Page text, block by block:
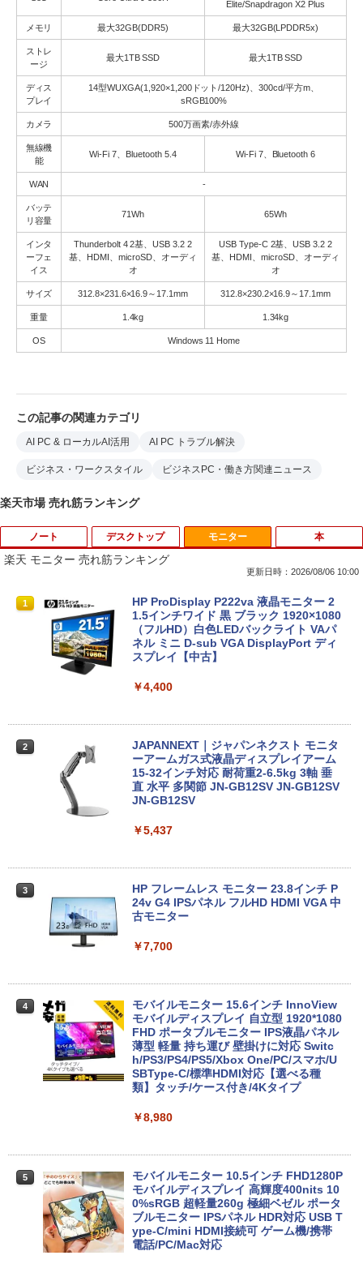
Elite/Snapdragon X2 Plus
メモリ 最大32GB(DDR5) 最大32GB(LPDDR5x)
ストレ
ージ
最大1TB SSD 最大1TB SSD
ディス
プレイ
14型WUXGA(1,920×1,200ドット/120Hz)、300cd/平方m、
sRGB100%
カメラ 500万画素/赤外線
無線機
能
Wi-Fi 7、Bluetooth 5.4 Wi-Fi 7、Bluetooth 6
WAN -
バッテ
リ容量
71Wh 65Wh
インタ
ーフェ
イス
Thunderbolt 4 2基、USB 3.2 2
基、HDMI、microSD、オーディ
オ
USB Type-C 2基、USB 3.2 2
基、HDMI、microSD、オーディ
オ
サイズ 312.8×231.6×16.9～17.1mm 312.8×230.2×16.9～17.1mm
重量 1.4kg 1.34kg
OS Windows 11 Home
この記事の関連カテゴリ
AI PC & ローカルAI活用 AI PC トラブル解決
ビジネス・ワークスタイル ビジネスPC・働き方関連ニュース
楽天市場 売れ筋ランキング
ノート
1
【8/05.8/10限定！お買い物マラソン×5の
つく日｜ポイント最大49.5倍】【中古・
本体のみ・コードあり・充電器付き】Le
novo 300e Chromebook 2nd Gen 81M
B0034JP Bランク【日曜日以外即日発
MS限定クーポンあり! 高性能 第10世代 C
eleron CPUにアップグレード中! 中古ノ
ートパソコン Windows11 SSD換装対応
中古パソコン ノート Windows11 おまか
e付き ノートパソコン 中古 パソコン ノ
￥19,800
中古パソコン 12.1インチ SSD256GB メ
ト Let's note CF-SV7 中古ノートパソコ
ン 軽量 ノートパソコン 薄型 パソコン 中
古PC 中古ノート SSD1TB
￥23,800
&WEBカメラ搭載】ノートパソコン 2in1
ice付き Windows11 東芝 dynabook D8
3 ノートパソコン 中古 PC パソコン 中古
ノートPC 中古ノート 最大SSD512GB
￥24,800
デスクトップ
1
【高速SSD128GB＋大容量HDD500GB】
超小型・省スペース 中古デスクトップP
C ミニPC 中古パソコン メモリ4GB Win
dows11 Microsoft Office2024 Dell Opt
iPlex 3070 第9世代 Core i3-9100T 無線
Dell OptiPlex 3050 SFF 第7世代 Core i
5 メモリ16GB SSD 512GB Office付き H
DMI Windows11 デスクトップパソコン
中古パソコン
￥32,800
3
【マラソンセール期間中ポイント5倍】中
古デスクトップパソコン 第10世代 Core i
5 メモリ8GB SSD500GB DVDマルチ Wi
定済 すぐ使える 送料無料 90日保証
【ポイント10倍】美品 HP 400 G6 SF 9
世代 Core i5 9500 メモリ8GB 16GB 32
GB 新品M.2SSD256GB 512GB office付
き デスクトップパソコン 中古パソコン P
C Windows11 pro Win11 3画面 PC 800
搭載 選択可 8世代 10世代 DELL 1311a
「楽天ランキング1位」 デスクトップパ
ソコン Windows11 Office付き パソコン
新品｜インテル 第14世代 Core i5-4590 i
5 i7-14700F｜ SSD 256GB～2TB｜メモ
モニター
楽天 モニター 売れ筋ランキング
更新日時：2026/08/06 10:00
1
HP ProDisplay P222va 液晶モニター 2
1.5インチワイド 黒 ブラック 1920×1080
（フルHD）白色LEDバックライト VAパ
ネル ミニ D-sub VGA DisplayPort ディ
スプレイ【中古】
￥4,400
2
JAPANNEXT｜ジャパンネクスト モニタ
ーアームガス式液晶ディスプレイアーム
15-32インチ対応 耐荷重2-6.5kg 3軸 垂
直 水平 多関節 JN-GB12SV JN-GB12SV
JN-GB12SV
￥5,437
3
HP フレームレス モニター 23.8インチ P
24v G4 IPSパネル フルHD HDMI VGA 中
古モニター
￥7,700
4
モバイルモニター 15.6インチ InnoView
モバイルディスプレイ 自立型 1920*1080
FHD ポータブルモニター IPS液晶パネル
薄型 軽量 持ち運び 壁掛けに対応 Switc
h/PS3/PS4/PS5/Xbox One/PC/スマホ/U
SBType-C/標準HDMI対応【選べる種
類】タッチ/ケース付き/4Kタイプ
￥8,980
5
モバイルモニター 10.5インチ FHD1280P
モバイルディスプレイ 高輝度400nits 10
0%sRGB 超軽量260g 極細ベゼル ポータ
ブルモニター IPSパネル HDR対応 USB T
ype-C/mini HDMI接続可 ゲーム機/携帯
電話/PC/Mac対応
本